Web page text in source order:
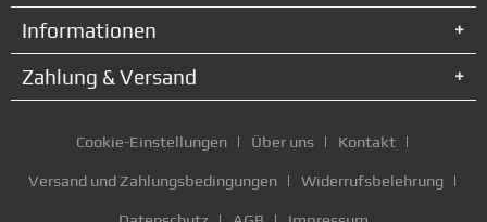
Informationen
Zahlung & Versand
Cookie-Einstellungen Über uns Kontakt
Versand und Zahlungsbedingungen Widerrufsbelehrung